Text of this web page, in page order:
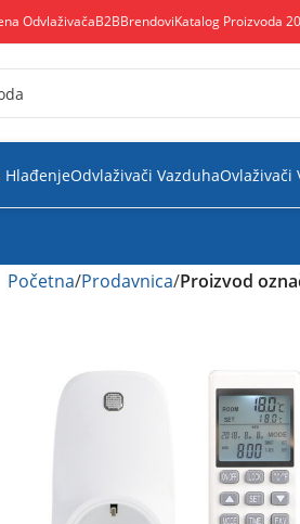
OdvlaživačaB2BBrendoviKatalog Proizvoda
HlađenjeOdvlaživači VazduhaOvlaživači
Početna/Prodavnica/Proizvod